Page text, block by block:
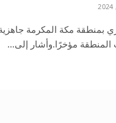
بمنطقة مكة المكرمة
المنطقة مؤخرًا.وأشار إلى…